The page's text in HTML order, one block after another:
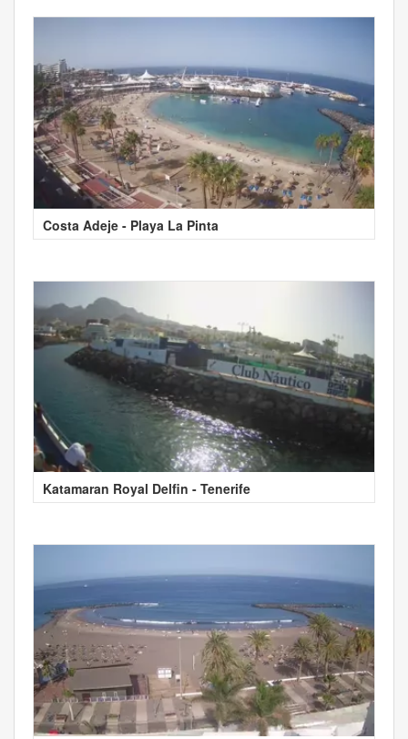
Costa Adeje - Playa La Pinta
Katamaran Royal Delfin - Tenerife